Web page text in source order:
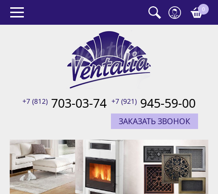
0
+7 (812) 703-03-74 +7 (921) 945-59-00
ЗАКАЗАТЬ ЗВОНОК